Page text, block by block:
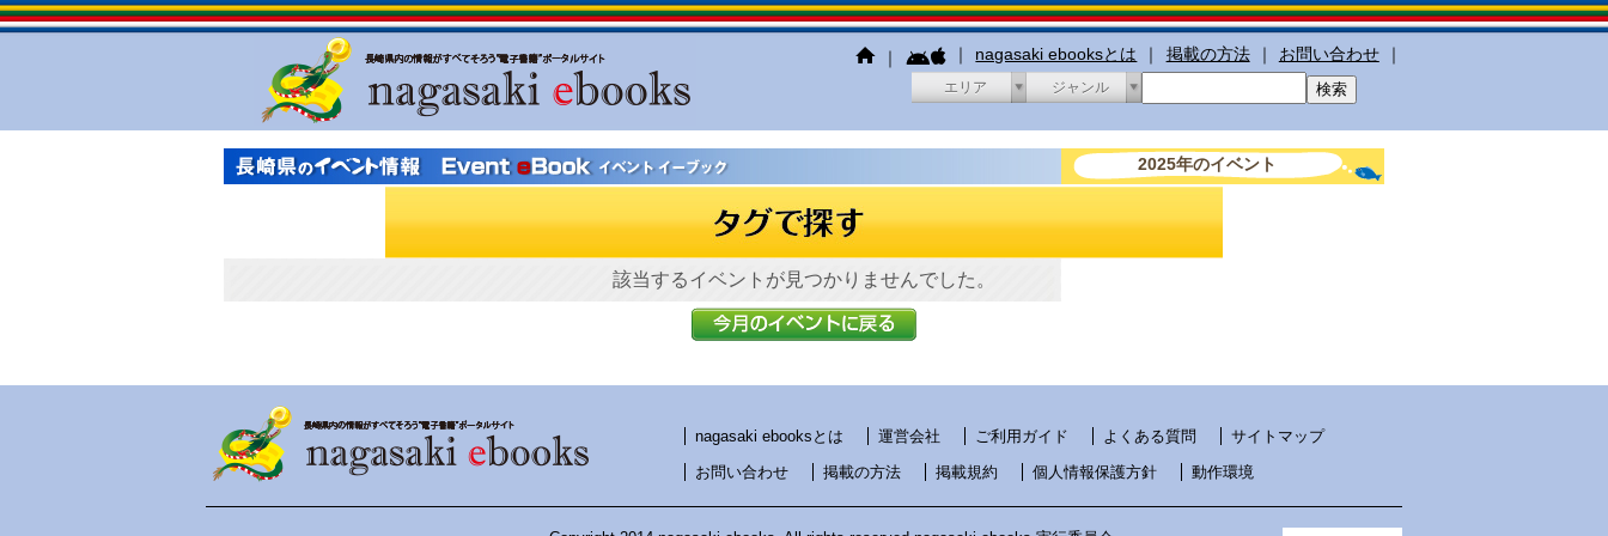
｜ ｜ nagasaki ebooksとは ｜ 掲載の方法 ｜ お問い合わせ ｜
エリア ジャンル
2025年のイベント
該当するイベントが見つかりませんでした。
nagasaki ebooksとは 運営会社 ご利用ガイド よくある質問
サイトマップ
お問い合わせ
掲載の方法 掲載規約 個人情報保護方針 動作環境